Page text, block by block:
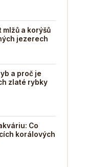
a korýšů
jezerech
a proč je
zlaté rybky
Co
korálových